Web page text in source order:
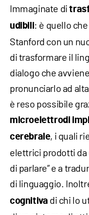
Immaginate di
udibili: è quello
Stanford con un
di trasformare il
dialogo che
pronunciarlo ad
è reso possibile
microelettrodi
cerebrale, i quali
elettrici prodotti da
di parlare” e a
di linguaggio.
cognitiva di chi lo